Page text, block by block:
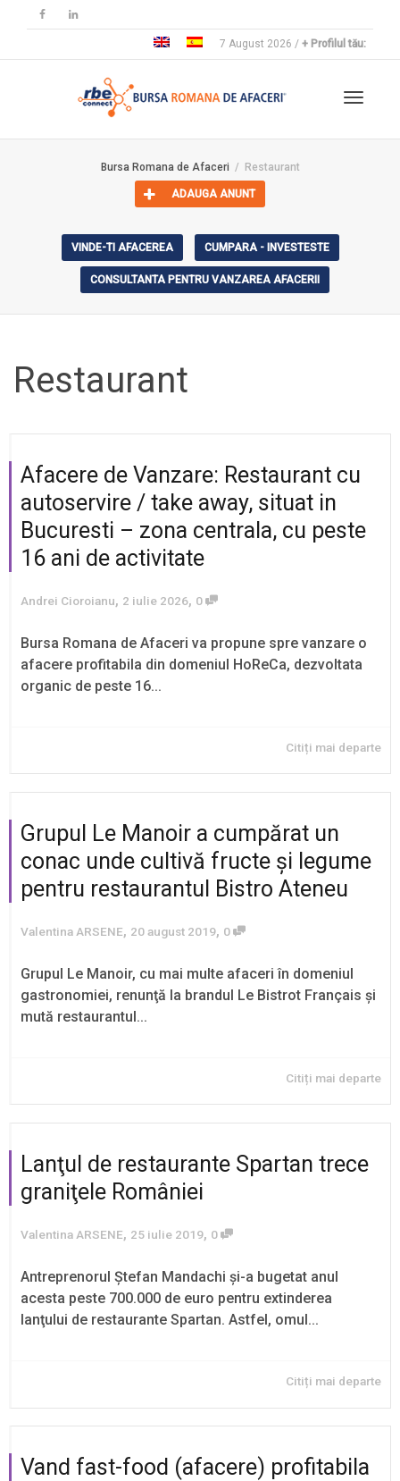
7 August 2026 / + Profilul tău:
Bursa Romana de Afaceri Restaurant
ADAUGA ANUNT
VINDE-TI AFACEREA CUMPARA - INVESTESTE
CONSULTANTA PENTRU VANZAREA AFACERII
Restaurant
Afacere de Vanzare: Restaurant cu
autoservire / take away, situat in
Bucuresti – zona centrala, cu peste
16 ani de activitate
Andrei Cioroianu, 2 iulie 2026, 0
Bursa Romana de Afaceri va propune spre vanzare o
afacere profitabila din domeniul HoReCa, dezvoltata
organic de peste 16...
Citiți mai departe
Grupul Le Manoir a cumpărat un
conac unde cultivă fructe şi legume
pentru restaurantul Bistro Ateneu
Valentina ARSENE, 20 august 2019, 0
Grupul Le Manoir, cu mai multe afaceri în domeniul
gastronomiei, renunţă la brandul Le Bistrot Français şi
mută restaurantul...
Citiți mai departe
Lanţul de restaurante Spartan trece
graniţele României
Valentina ARSENE, 25 iulie 2019, 0
Antreprenorul Ştefan Mandachi şi-a bugetat anul
acesta peste 700.000 de euro pentru extinderea
lanţului de res­taurante Spartan. Astfel, omul...
Citiți mai departe
Vand fast-food (afacere) profitabila